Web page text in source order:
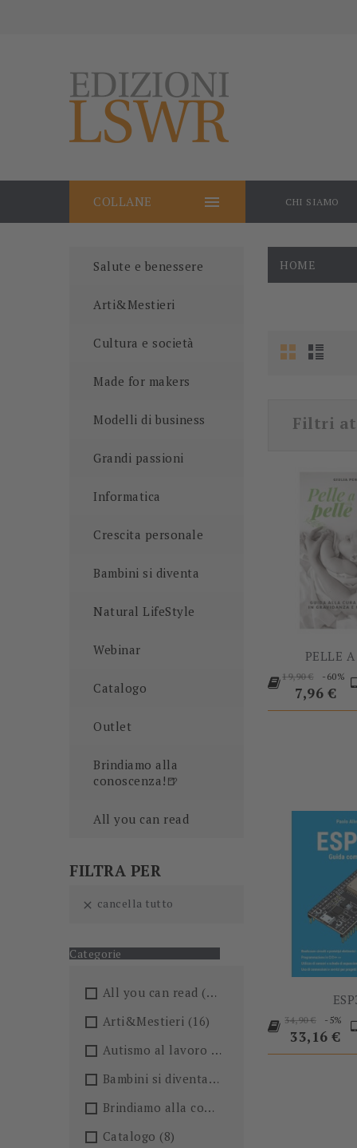

COLLANE CHI SIAMO
Salute e benessere
Arti&Mestieri
Cultura e società
Made for makers
Modelli di business
Grandi passioni
Informatica
Crescita personale
Bambini si diventa
Natural LifeStyle
Webinar
Catalogo
Outlet
Brindiamo alla
conoscenza!🍺
All you can read
FILTRA PER
 cancella tutto
Categorie
All you can read (205)
Arti&Mestieri (16)
Autismo al lavoro
(5)
Bambini si diventa
(4)
Brindiamo alla conoscenza!🍺
Catalogo (8)
HOME
Filtri
PELLE
Prezzo
base
19,90 € -60%
Prezzo
7,96 €
Prezzo
base
34,90 € -5%
33,16 €